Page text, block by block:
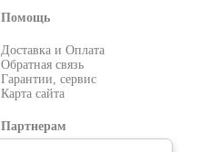
Помощь
Доставка и Оплата
Обратная связь
Гарантии, сервис
Карта сайта
Партнерам